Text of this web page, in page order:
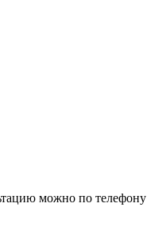
можно по телефону